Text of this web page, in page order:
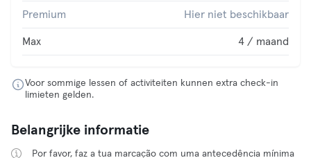
Premium Hier niet beschikbaar
Max 4 / maand
Voor sommige lessen of activiteiten kunnen extra check-in
limieten gelden.
Belangrijke informatie
Por favor, faz a tua marcação com uma antecedência mínima